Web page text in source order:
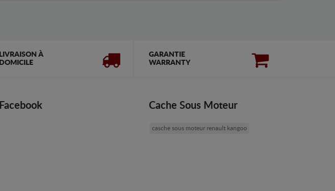
LIVRAISON À
DOMICILE
GARANTIE
WARRANTY
Facebook Cache Sous Moteur
casche sous moteur renault kangoo